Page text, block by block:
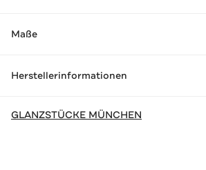
Maße
Herstellerinformationen
GLANZSTÜCKE MÜNCHEN